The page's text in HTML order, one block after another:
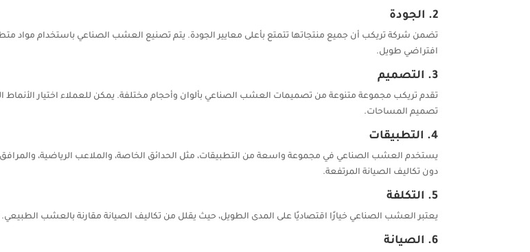
2. الجودة
تضمن شركة تريكب أن جميع منتجاتها تتمتع بأعلى معايير الجودة. يتم تصنيع العشب الصناعي باستخدام مواد
افتراضي طويل.
3. التصميم
تقدم تريكب مجموعة متنوعة من تصميمات العشب الصناعي بألوان وأحجام مختلفة. يمكن للعملاء اختيار الأنماط
تصميم المساحات.
4. التطبيقات
يستخدم العشب الصناعي في مجموعة واسعة من التطبيقات، مثل الحدائق الخاصة، والملاعب الرياضية، والمرافق
دون تكاليف الصيانة المرتفعة.
5. التكلفة
يعتبر العشب الصناعي خيارًا اقتصاديًا على المدى الطويل، حيث يقلل من تكاليف الصيانة مقارنة بالعشب الطبيعي.
6. الصيانة